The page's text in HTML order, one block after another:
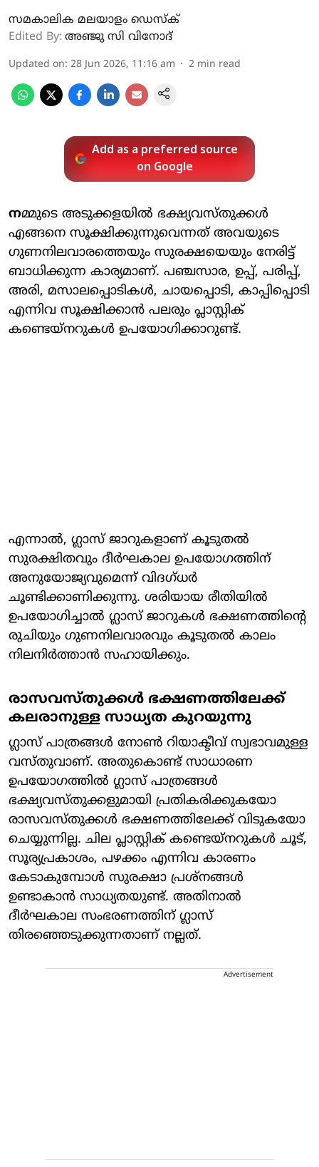
സമകാലിക മലയാളം ഡെസ്ക്
Edited By: അഞ്ജു സി വിനോദ്‌
Updated on: 28 Jun 2026, 11:16 am 2 min read
Add as a preferred source
on Google
നമ്മുടെ അടുക്കളയിൽ ഭക്ഷ്യവസ്തുക്കൾ
എങ്ങനെ സൂക്ഷിക്കുന്നുവെന്നത് അവയുടെ ​
ഗുണനിലവാരത്തെയും സുരക്ഷയെയും നേരിട്ട്
ബാധിക്കുന്ന കാര്യമാണ്. പഞ്ചസാര, ഉപ്പ്, പരിപ്പ്,
അരി, മസാലപ്പൊടികൾ, ചായപ്പൊടി, കാപ്പിപ്പൊടി
എന്നിവ സൂക്ഷിക്കാൻ പലരും പ്ലാസ്റ്റിക്
കണ്ടെയ്‌നറുകൾ ഉപയോഗിക്കാറുണ്ട്.
എന്നാൽ, ​ഗ്ലാസ് ജാറുകളാണ് കൂടുതൽ
സുരക്ഷിതവും ​ദീർഘകാല ഉപയോ​ഗത്തിന്
അനുയോജ്യവുമെന്ന് വിദ​ഗ്ധർ
ചൂണ്ടിക്കാണിക്കുന്നു. ശരിയായ രീതിയിൽ
ഉപയോഗിച്ചാൽ ഗ്ലാസ് ജാറുകൾ ഭക്ഷണത്തിന്റെ
രുചിയും ഗുണനിലവാരവും കൂടുതൽ കാലം
നിലനിർത്താൻ സഹായിക്കും.
രാസവസ്തുക്കൾ ഭക്ഷണത്തിലേക്ക്
കലരാനുള്ള സാധ്യത കുറയുന്നു
ഗ്ലാസ് പാത്രങ്ങൾ നോൺ റിയാക്ടീവ് സ്വഭാവമുള്ള
വസ്തുവാണ്. അതുകൊണ്ട് സാധാരണ
ഉപയോഗത്തിൽ ഗ്ലാസ് പാത്രങ്ങൾ
ഭക്ഷ്യവസ്തുക്കളുമായി പ്രതികരിക്കുകയോ
രാസവസ്തുക്കൾ ഭക്ഷണത്തിലേക്ക് വിടുകയോ
ചെയ്യുന്നില്ല. ചില പ്ലാസ്റ്റിക് കണ്ടെയ്‌നറുകൾ ചൂട്,
സൂര്യപ്രകാശം, പഴക്കം എന്നിവ കാരണം
കേടാകുമ്പോൾ സുരക്ഷാ പ്രശ്നങ്ങൾ
ഉണ്ടാകാൻ സാധ്യതയുണ്ട്. അതിനാൽ
ദീർഘകാല സംഭരണത്തിന് ഗ്ലാസ്
തിരഞ്ഞെടുക്കുന്നതാണ് നല്ലത്.
Advertisement